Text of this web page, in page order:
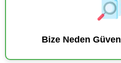
Bize Neden